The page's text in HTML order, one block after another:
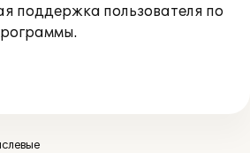
поддержка пользователя по